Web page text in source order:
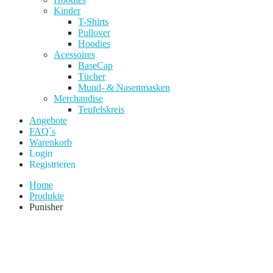
Kinder
T-Shirts
Pullover
Hoodies
Acessoires
BaseCap
Tücher
Mund- & Nasenmasken
Merchandise
Teufelskreis
Angebote
FAQ´s
Warenkorb
Login
Registrieren
Home
Produkte
Punisher